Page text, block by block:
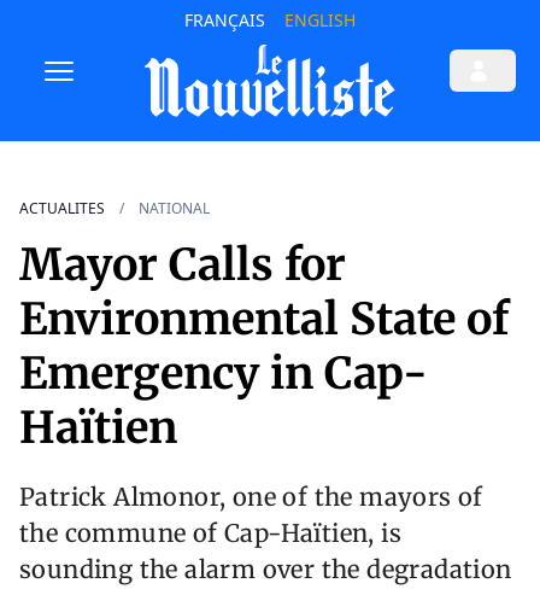
FRANÇAIS ENGLISH
ACTUALITES NATIONAL
Mayor Calls for
Environmental State of
Emergency in Cap-
Haïtien
Patrick Almonor, one of the mayors of
the commune of Cap-Haïtien, is
sounding the alarm over the degradation